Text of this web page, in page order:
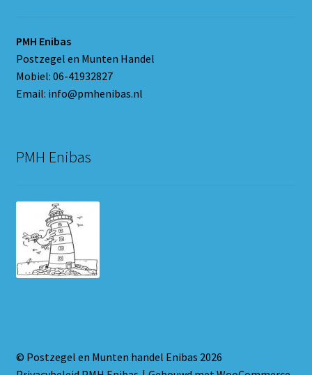
PMH Enibas
Postzegel en Munten Handel
Mobiel: 06-41932827
Email: info@pmhenibas.nl
PMH Enibas
© Postzegel en Munten handel Enibas 2026